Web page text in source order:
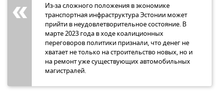
Из-за сложного положения в экономике
транспортная инфраструктура Эстонии может
прийти в неудовлетворительное состояние. В
марте 2023 года в ходе коалиционных
переговоров политики признали, что денег не
хватает не только на строительство новых, но и
на ремонт уже существующих автомобильных
магистралей.